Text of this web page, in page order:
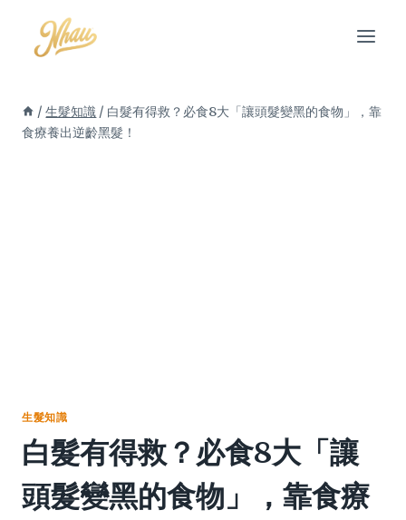
content
/ 生髮知識 / 白髮有得救？必食8大「讓頭髮變黑的食物」，靠
食療養出逆齡黑髮！
生髮知識
白髮有得救？必食8大「讓
頭髮變黑的食物」，靠食療